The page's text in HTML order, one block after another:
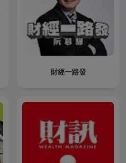
財經一路發